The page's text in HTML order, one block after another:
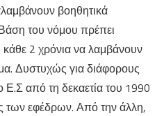
βοηθητικά
του νόμου πρέπει
2 χρόνια να λαμβάνουν
Δυστυχώς για διάφορους
Ε.Σ από τη δεκαετία του 1990
των εφέδρων. Από την άλλη,